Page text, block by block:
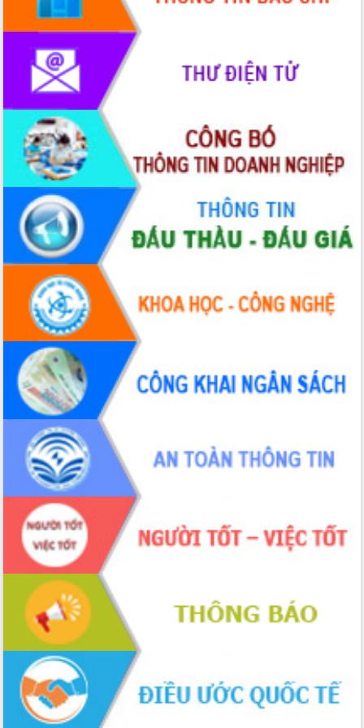
phát triển mới
Thường trực HĐND tỉnh Đắk Lắk gặp
mặt Đoàn chuyên gia y tế TP. Hồ Chí
Minh
Lễ truy điệu và an táng hài cốt liệt sĩ
tại Nghĩa trang Liệt sĩ xã Sơn Hòa
Bàn giải pháp tháo gỡ khó khăn trong
xuất khẩu sầu riêng và triển khai quy
định EUDR
Thứ trưởng Bộ Nông nghiệp và Môi
trường Nguyễn Hoàng Hiệp khảo sát
vùng trồng và doanh nghiệp đóng gói
sầu riêng tại Đắk Lắk
Trình diễn nghệ thuật chế biến các
món ăn từ sầu riêng
Đắk Lắk công bố Quy hoạch và xúc
tiến đầu tư tỉnh
Ngành cá ngừ Đắk Lắk chủ động thích
ứng để giữ vững thị trường xuất khẩu
Diễn đàn Kinh tế tư nhân Việt Nam đột
phá cơ chế - Hợp tác công tư
Đề án 06 tạo bước ngoặt đột phá trong
cải cách hành chính tỉnh Đắk Lắk
Kết nối tour, đẩy mạnh chuyển đổi số
để phát triển du lịch Đắk Lắk
Khởi động Dự án Đầu tư xây dựng hạ
tầng kỹ thuật Cụm công nghiệp Tân
Tiến
Gặp mặt các cơ quan báo chí nhân Kỷ
niệm 101 năm Ngày Báo chí Cách
mạng Việt Nam
Đắk Lắk sơ kết 4 năm triển khai thực
hiện Đề án 06 của Chính phủ
Họp báo thông tin về Hội nghị Công bố
Quy hoạch và Xúc tiến đầu tư tỉnh Đắk
Khơi thông điểm nghẽn, đẩy nhanh
giải ngân vốn khắc phục thiên tai
HĐND tỉnh thông qua điều chỉnh Quy
hoạch tỉnh thời kỳ 2021-2030